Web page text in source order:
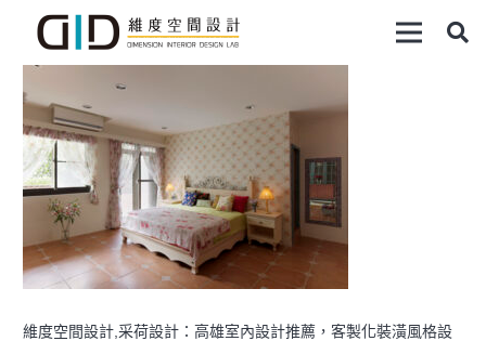
維度空間設計,采荷設計：高雄室內設計推薦，客製化裝潢風格設